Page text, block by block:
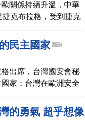
關係持續升溫，中華
克布拉格，受到捷克
院議長位階僅次於總
華民國國旗，韋德齊
精神。哈維爾領導天
在內的世界負起責
拜會眾議院、布拉格
民主國家
出席，台灣國安會秘
家：台灣在歐洲安全
共的威脅，歐洲建立
與台灣在供應鏈韌性
的勇氣 超乎想像